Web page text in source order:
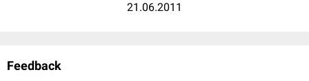
21.06.2011
Feedback